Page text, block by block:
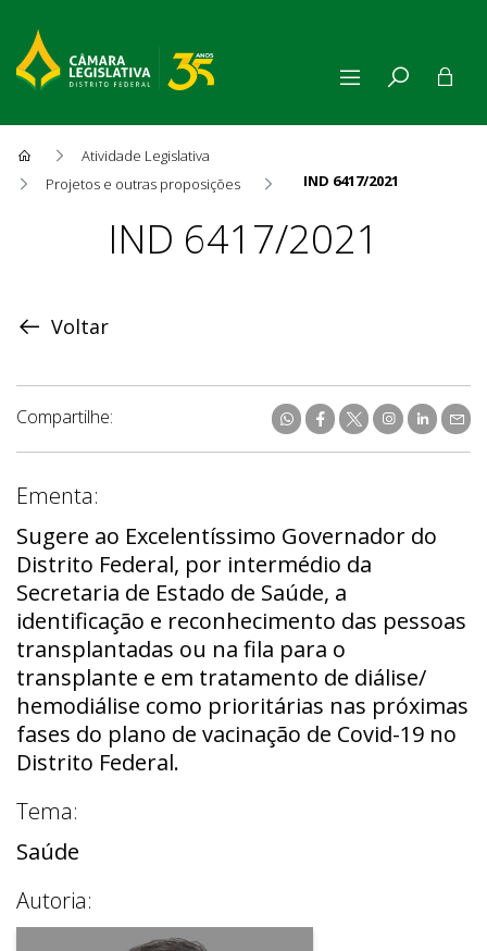
Atividade Legislativa
Projetos e outras proposições
IND 6417/2021
ProposiçãoIND 6417/2021
Voltar
Compartilhe:
Ementa:
Sugere ao Excelentíssimo Governador do
Distrito Federal, por intermédio da
Secretaria de Estado de Saúde, a
identificação e reconhecimento das pessoas
transplantadas ou na fila para o
transplante e em tratamento de diálise/
hemodiálise como prioritárias nas próximas
fases do plano de vacinação de Covid-19 no
Distrito Federal.
Tema:
Saúde
Autoria: